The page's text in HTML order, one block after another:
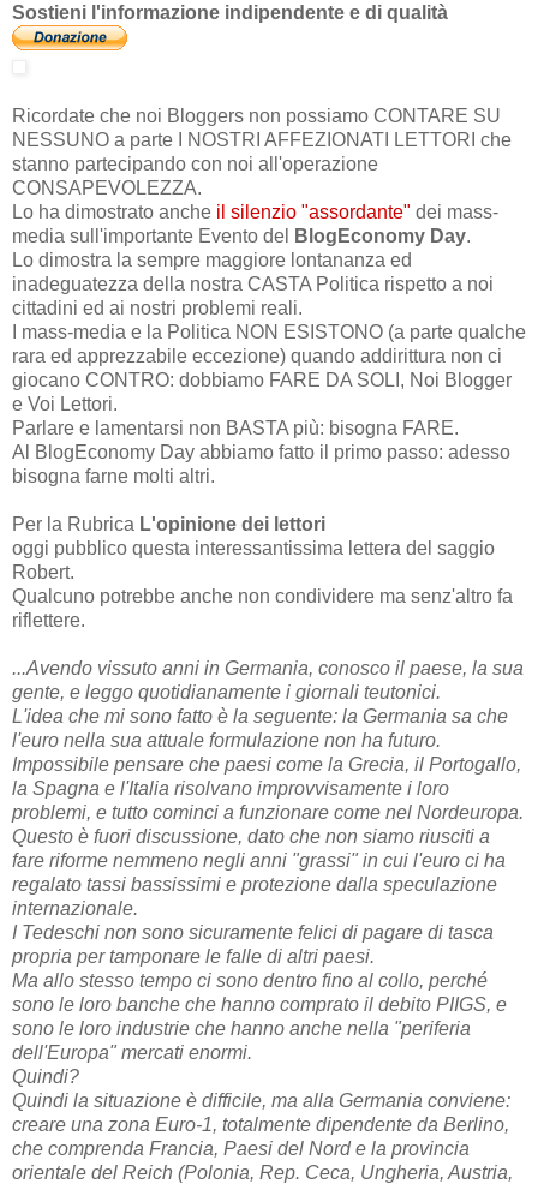
Sostieni l'informazione indipendente e di qualità
Ricordate che noi Bloggers non possiamo CONTARE SU
NESSUNO a parte I NOSTRI AFFEZIONATI LETTORI che
stanno partecipando con noi all'operazione
CONSAPEVOLEZZA.
Lo ha dimostrato anche il silenzio "assordante" dei mass-
media sull'importante Evento del
BlogEconomy Day.
Lo dimostra la sempre maggiore lontananza ed
inadeguatezza della nostra CASTA Politica rispetto a noi
cittadini ed ai nostri problemi reali.
I mass-media e la Politica NON ESISTONO (a parte qualche
rara ed apprezzabile eccezione) quando addirittura non ci
giocano CONTRO: dobbiamo FARE DA SOLI, Noi Blogger
e Voi Lettori.
Parlare e lamentarsi non BASTA più: bisogna FARE.
Al BlogEconomy Day abbiamo fatto il primo passo: adesso
bisogna farne molti altri.
Per la Rubrica L'opinione dei lettori
oggi pubblico questa interessantissima lettera del saggio
Robert.
Qualcuno potrebbe anche non condividere ma senz'altro fa
riflettere.
...Avendo vissuto anni in Germania, conosco il paese, la sua
gente, e leggo quotidianamente i giornali teutonici.
L'idea che mi sono fatto è la seguente: la Germania sa che
l'euro nella sua attuale formulazione non ha futuro.
Impossibile pensare che paesi come la Grecia, il Portogallo,
la Spagna e l'Italia risolvano improvvisamente i loro
problemi, e tutto cominci a funzionare come nel Nordeuropa.
Questo è fuori discussione, dato che non siamo riusciti a
fare riforme nemmeno negli anni "grassi" in cui l'euro ci ha
regalato tassi bassissimi e protezione dalla speculazione
internazionale.
I Tedeschi non sono sicuramente felici di pagare di tasca
propria per tamponare le falle di altri paesi.
Ma allo stesso tempo ci sono dentro fino al collo, perché
sono le loro banche che hanno comprato il debito PIIGS, e
sono le loro industrie che hanno anche nella "periferia
dell'Europa" mercati enormi.
Quindi?
Quindi la situazione è difficile, ma alla Germania conviene:
creare una zona Euro-1, totalmente dipendente da Berlino,
che comprenda Francia, Paesi del Nord e la provincia
orientale del Reich (Polonia, Rep. Ceca, Ungheria, Austria,